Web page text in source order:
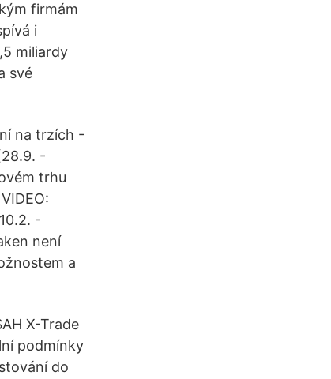
firmám
i
miliardy
své
na trzích -
-
trhu
-
není
a
X-Trade
podmínky
do